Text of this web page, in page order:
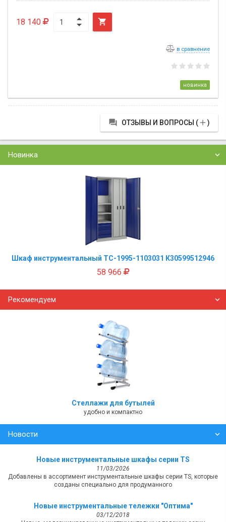
18 140 
в сравнение
новинка
 ОТЗЫВЫ И ВОПРОСЫ ()
Новинка
Шкаф инструментальный TC-1995-1103031 К30599512946
58 966
Рекомендуем
Стеллажи для бутылей
удобно и компактно
Новости
Новые инструментальные шкафы серии TS
11/03/2026
Добавлены в ассортимент инструментальные шкафы серии TS, которые
созданы специально для продуманного
Новые инструментальные тележки "Оптима"
03/12/2018